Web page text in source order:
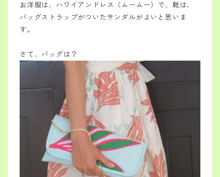
お洋服は、ハワイアンドレス（ムームー）で、靴は、
バッグストラップがついたサンダルがよいと思いま
す。
さて、バッグは？